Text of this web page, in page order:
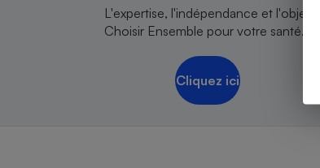
L'expertise, l'indépendance et
Choisir Ensemble pour votre santé.
Cliquez ici